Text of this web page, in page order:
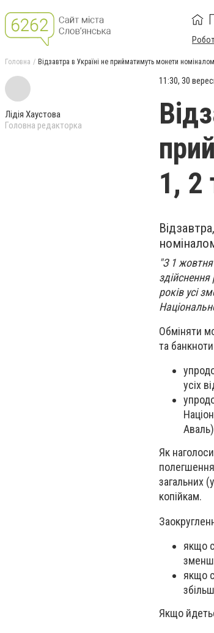
Головна Відзавтра в Україні не прийматимуть монети
Лідія Хаустова
Головна редакторка
11:30, 30
1, 2
"З 1
років усі
Обміняти
та
усіх
Як
загальних
копійкам.
якщо
якщо
Якщо